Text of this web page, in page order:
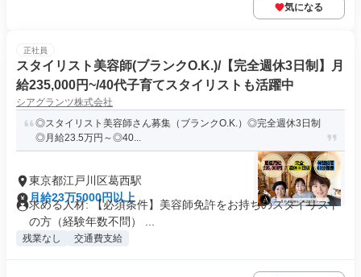
気になる
正社員
スタイリスト美容師(ブランクO.K.)/【完全週休3日制】月
給235,000円~/40代子育てスタイリストも活躍中
シアグランツ株式会社
◎スタイリスト美容師さん募集（ブランクO.K.）◎完全週休3日制
◎月給23.5万円～◎40...
東京都江戸川区葛西駅
月給23万5000円以上
求める人材: 【必須条件】美容師免許​をお持ちのスタイリスト
の方（経験年数不問） ...
残業なし 交通費支給